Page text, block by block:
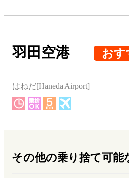
羽田空港 おす
はねだ[Haneda Airport]
その他の乗り捨て可能